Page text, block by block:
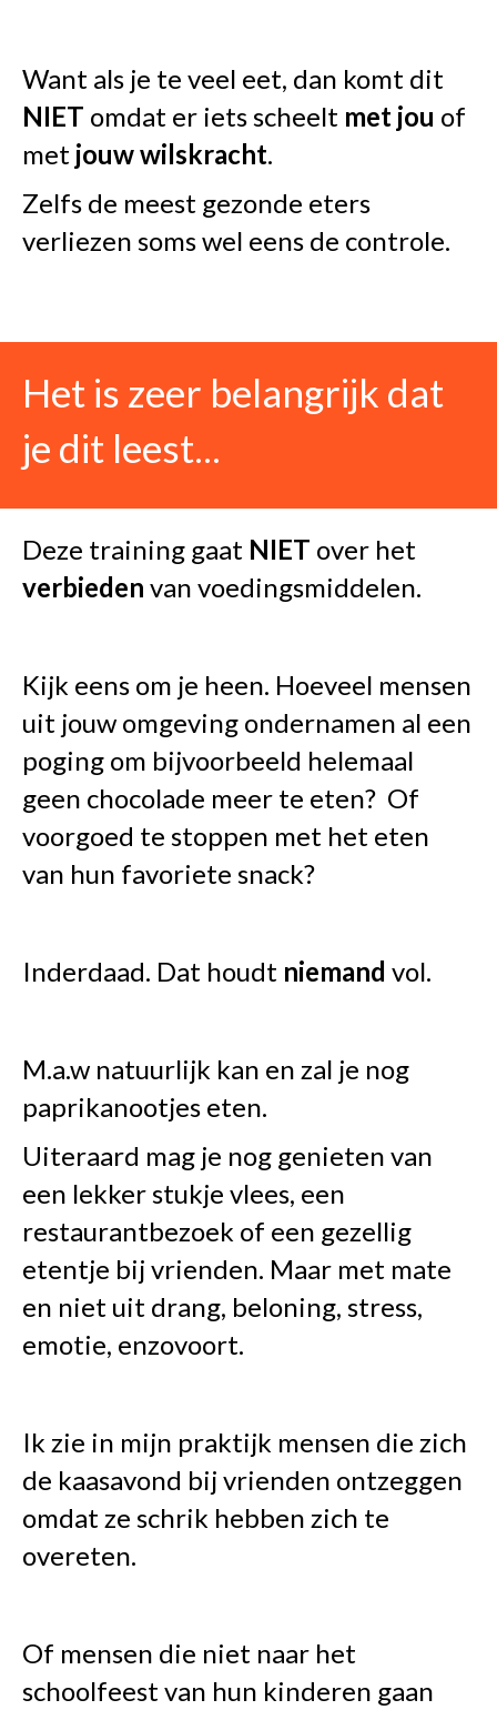
Want als je te veel eet, dan komt dit
NIET omdat er iets scheelt met jou of
met jouw wilskracht.
Zelfs de meest gezonde eters
verliezen soms wel eens de controle.
Het is zeer belangrijk dat
je dit leest...
Deze training gaat NIET over het
verbieden van voedingsmiddelen.
Kijk eens om je heen. Hoeveel mensen
uit jouw omgeving ondernamen al een
poging om bijvoorbeeld helemaal
geen chocolade meer te eten? Of
voorgoed te stoppen met het eten
van hun favoriete snack?
Inderdaad. Dat houdt niemand vol.
M.a.w natuurlijk kan en zal je nog
paprikanootjes eten.
Uiteraard mag je nog genieten van
een lekker stukje vlees, een
restaurantbezoek of een gezellig
etentje bij vrienden. Maar met mate
en niet uit drang, beloning, stress,
emotie, enzovoort.
Ik zie in mijn praktijk mensen die zich
de kaasavond bij vrienden ontzeggen
omdat ze schrik hebben zich te
overeten.
Of mensen die niet naar het
schoolfeest van hun kinderen gaan